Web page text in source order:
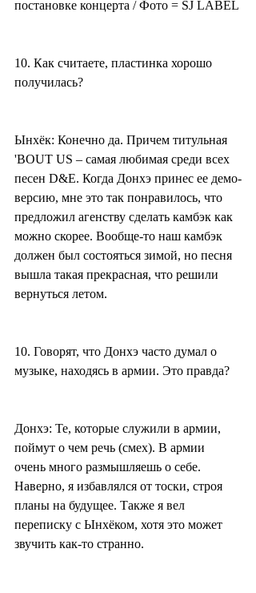
постановке концерта / Фото = SJ LABEL
10. Как считаете, пластинка хорошо
получилась?
Ынхёк: Конечно да. Причем титульная
'BOUT US – самая любимая среди всех
песен D&E. Когда Донхэ принес ее демо-
версию, мне это так понравилось, что
предложил агенству сделать камбэк как
можно скорее. Вообще-то наш камбэк
должен был состояться зимой, но песня
вышла такая прекрасная, что решили
вернуться летом.
10. Говорят, что Донхэ часто думал о
музыке, находясь в армии. Это правда?
Донхэ: Те, которые служили в армии,
поймут о чем речь (смех). В армии
очень много размышляешь о себе.
Наверно, я избавлялся от тоски, строя
планы на будущее. Также я вел
переписку с Ынхёком, хотя это может
звучить как-то странно.